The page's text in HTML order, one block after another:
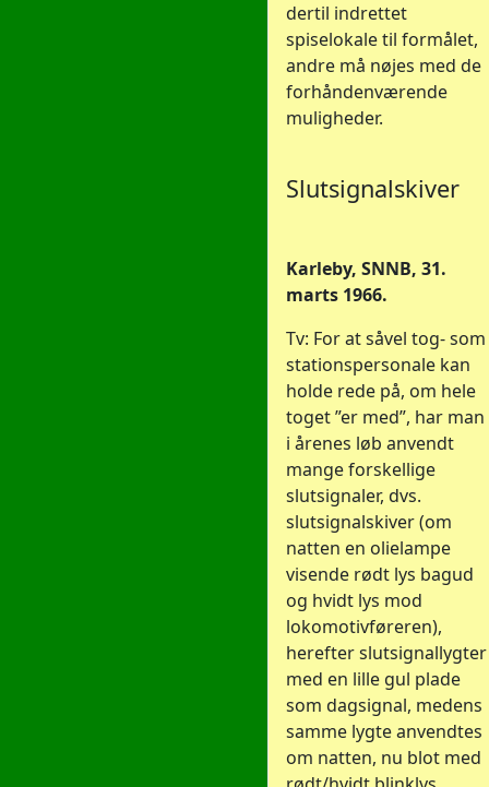
dertil indrettet
spiselokale til formålet,
andre må nøjes med de
forhåndenværende
muligheder.
Slutsignalskiver
Karleby, SNNB, 31.
marts 1966.
Tv: For at såvel tog- som
stationspersonale kan
holde rede på, om hele
toget ”er med”, har man
i årenes løb anvendt
mange forskellige
slutsignaler, dvs.
slutsignalskiver (om
natten en olielampe
visende rødt lys bagud
og hvidt lys mod
lokomotivføreren),
herefter slutsignallygter
med en lille gul plade
som dagsignal, medens
samme lygte anvendtes
om natten, nu blot med